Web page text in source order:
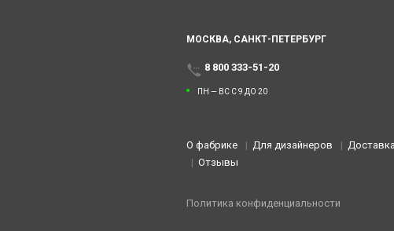
МОСКВА, САНКТ-ПЕТЕРБУРГ
8 800 333-51-20
ПН — ВС С 9 ДО 20
О фабрике Для дизайнеров
Отзывы
Политика конфиденциальности